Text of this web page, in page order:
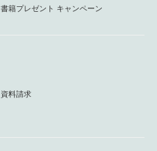
書籍プレゼント キャンペーン
資料請求